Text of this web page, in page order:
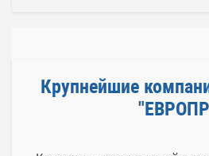
Крупнейшие